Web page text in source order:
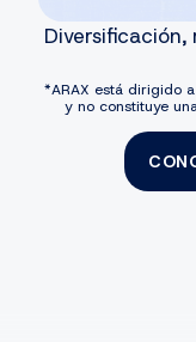
*ARAX está dirigido
y no constituye